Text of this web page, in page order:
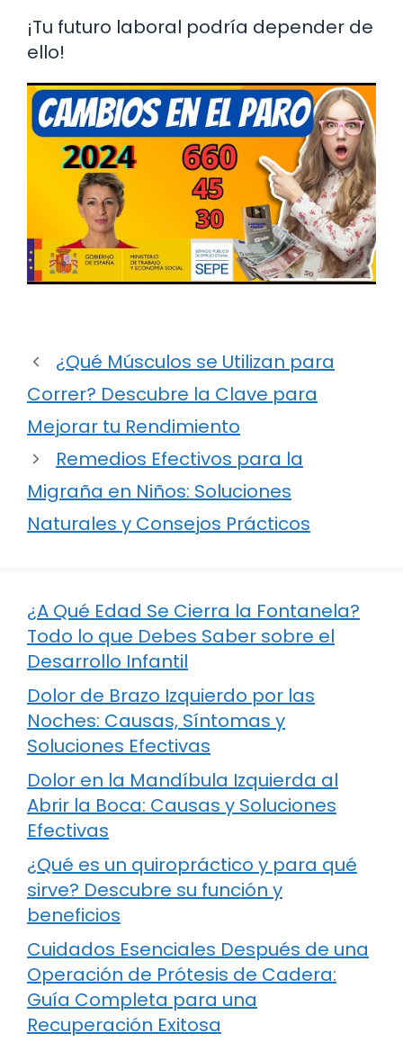
¡Tu futuro laboral podría depender de
ello!
¿Qué Músculos se Utilizan para
Correr? Descubre la Clave para
Mejorar tu Rendimiento
Remedios Efectivos para la
Migraña en Niños: Soluciones
Naturales y Consejos Prácticos
¿A Qué Edad Se Cierra la Fontanela?
Todo lo que Debes Saber sobre el
Desarrollo Infantil
Dolor de Brazo Izquierdo por las
Noches: Causas, Síntomas y
Soluciones Efectivas
Dolor en la Mandíbula Izquierda al
Abrir la Boca: Causas y Soluciones
Efectivas
¿Qué es un quiropráctico y para qué
sirve? Descubre su función y
beneficios
Cuidados Esenciales Después de una
Operación de Prótesis de Cadera:
Guía Completa para una
Recuperación Exitosa